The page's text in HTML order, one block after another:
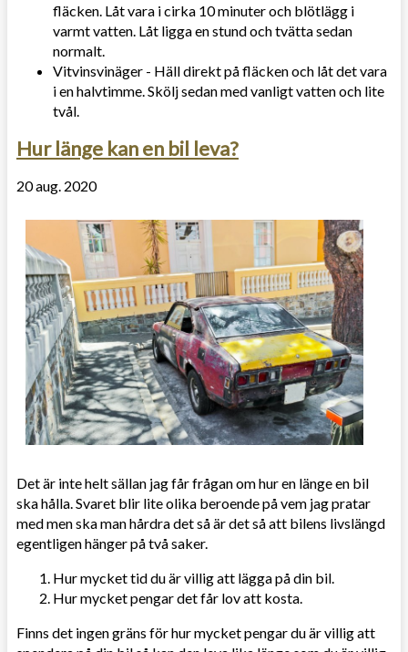
fläcken. Låt vara i cirka 10 minuter och blötlägg i
varmt vatten. Låt ligga en stund och tvätta sedan
normalt.
Vitvinsvinäger - Häll direkt på fläcken och låt det vara
i en halvtimme. Skölj sedan med vanligt vatten och lite
tvål.
Hur länge kan en bil leva?
20 aug. 2020
Det är inte helt sällan jag får frågan om hur en länge en bil
ska hålla. Svaret blir lite olika beroende på vem jag pratar
med men ska man hårdra det så är det så att bilens livslängd
egentligen hänger på två saker.
Hur mycket tid du är villig att lägga på din bil.
Hur mycket pengar det får lov att kosta.
Finns det ingen gräns för hur mycket pengar du är villig att